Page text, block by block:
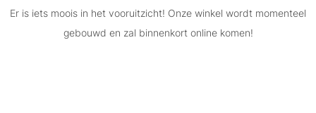
Er is iets moois in het vooruitzicht! Onze winkel wordt momenteel
gebouwd en zal binnenkort online komen!